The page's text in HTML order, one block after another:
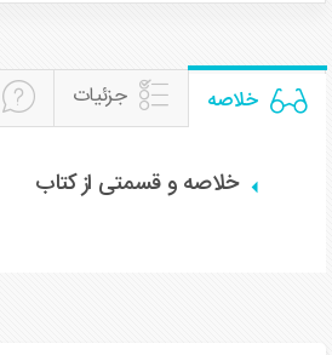
خلاصه جزئیات
خلاصه و قسمتی از کتاب